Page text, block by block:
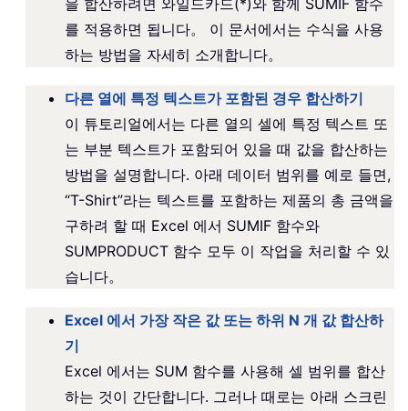
를 적용하면 됩니다。 이 문서에서는 수식을 사용
하는 방법을 자세히 소개합니다。
다른 열에 특정 텍스트가 포함된 경우 합산하기
이 튜토리얼에서는 다른 열의 셀에 특정 텍스트 또
는 부분 텍스트가 포함되어 있을 때 값을 합산하는
방법을 설명합니다. 아래 데이터 범위를 예로 들면,
“T-Shirt”라는 텍스트를 포함하는 제품의 총 금액을
구하려 할 때 Excel 에서 SUMIF 함수와
SUMPRODUCT 함수 모두 이 작업을 처리할 수 있
습니다。
Excel 에서 가장 작은 값 또는 하위 N 개 값 합산하
기
Excel 에서는 SUM 함수를 사용해 셀 범위를 합산
하는 것이 간단합니다. 그러나 때로는 아래 스크린